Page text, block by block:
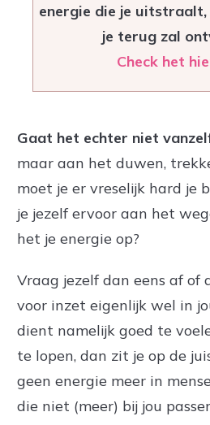
energie die je uitstraalt,
je terug zal
Check het
Gaat het echter niet
maar aan het duwen,
moet je er vreselijk hard je
je jezelf ervoor aan het
het je energie op?
Vraag jezelf dan eens af of
voor inzet eigenlijk wel in
dient namelijk goed te
te lopen, dan zit je op de
geen energie meer in
die niet (meer) bij jou